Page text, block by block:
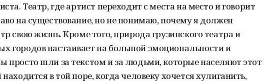
Театр, где артист переходит с места на место и говорит
на существование, но не понимаю, почему я должен
свою жизнь. Кроме того, природа грузинского театра и
городов настаивает на большой эмоциональности и
просто шли за текстом и за людьми, которые населяют этот
в той поре, когда человеку хочется хулиганить,